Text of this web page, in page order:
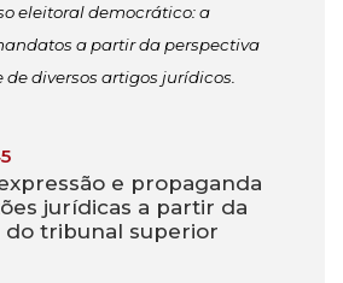
eleitoral democrático: a
a partir da perspectiva
diversos artigos jurídicos.
e propaganda
jurídicas a partir da
do tribunal superior